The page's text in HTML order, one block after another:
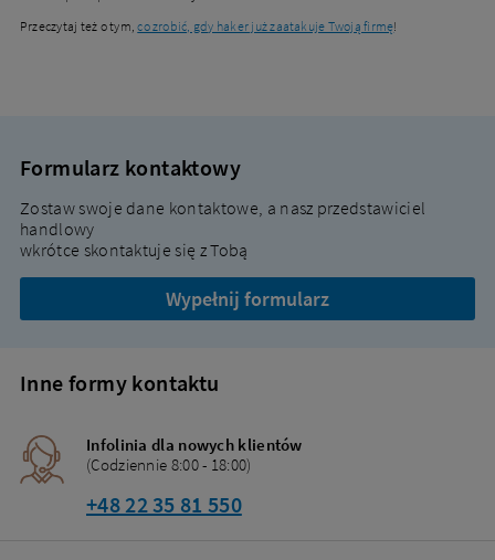
Przeczytaj też o tym,co zrobić, gdy haker już zaatakuje Twoją firmę!
Formularz kontaktowy
Zostaw swoje dane kontaktowe, a nasz przedstawiciel
handlowy
wkrótce skontaktuje się z Tobą
Wypełnij formularz
Inne formy kontaktu
Infolinia dla nowych klientów
(Codziennie 8:00 - 18:00)
+48 22 35 81 550